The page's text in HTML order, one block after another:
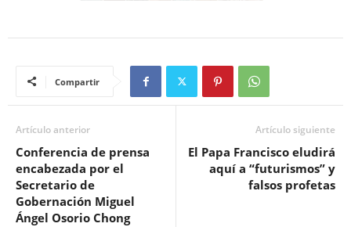
Compartir
Artículo anterior
Conferencia de prensa
encabezada por el
Secretario de
Gobernación Miguel
Ángel Osorio Chong
Artículo siguiente
El Papa Francisco eludirá
aquí a “futurismos” y
falsos profetas